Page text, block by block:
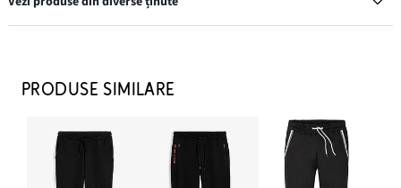
69,90 lei
Bluză casual
79,90 lei
PRODUSE SIMILARE